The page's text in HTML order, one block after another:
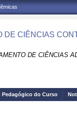
DE CIÊNCIAS
DE CIÊNCIAS
Pedagógico do Curso